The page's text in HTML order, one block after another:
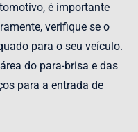
é importante
verifique se o
para o seu veículo.
do para-brisa e das
para a entrada de